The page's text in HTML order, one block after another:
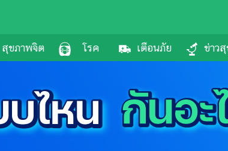
สุขภาพจิต โรค เตือนภัย ข่าว